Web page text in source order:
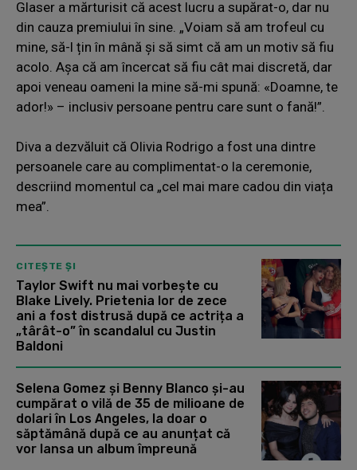
Glaser a mărturisit că acest lucru a supărat-o, dar nu
din cauza premiului în sine. „Voiam să am trofeul cu
mine, să-l țin în mână și să simt că am un motiv să fiu
acolo. Așa că am încercat să fiu cât mai discretă, dar
apoi veneau oameni la mine să-mi spună: «Doamne, te
ador!» – inclusiv persoane pentru care sunt o fană!”.
Diva a dezvăluit că Olivia Rodrigo a fost una dintre
persoanele care au complimentat-o la ceremonie,
descriind momentul ca „cel mai mare cadou din viața
mea”.
CITEȘTE ȘI
Taylor Swift nu mai vorbește cu
Blake Lively. Prietenia lor de zece
ani a fost distrusă după ce actrița a
„târât-o” în scandalul cu Justin
Baldoni
Selena Gomez și Benny Blanco și-au
cumpărat o vilă de 35 de milioane de
dolari în Los Angeles, la doar o
săptămână după ce au anunțat că
vor lansa un album împreună